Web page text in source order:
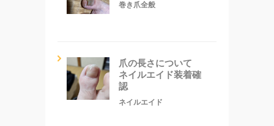
巻き爪全般
爪の長さについて
ネイルエイド装着確
認
ネイルエイド